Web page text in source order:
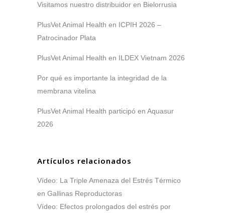
Visitamos nuestro distribuidor en Bielorrusia
PlusVet Animal Health en ICPIH 2026 –
Patrocinador Plata
PlusVet Animal Health en ILDEX Vietnam 2026
Por qué es importante la integridad de la
membrana vitelina
PlusVet Animal Health participó en Aquasur
2026
Artículos relacionados
Vídeo: La Triple Amenaza del Estrés Térmico
en Gallinas Reproductoras
Vídeo: Efectos prolongados del estrés por